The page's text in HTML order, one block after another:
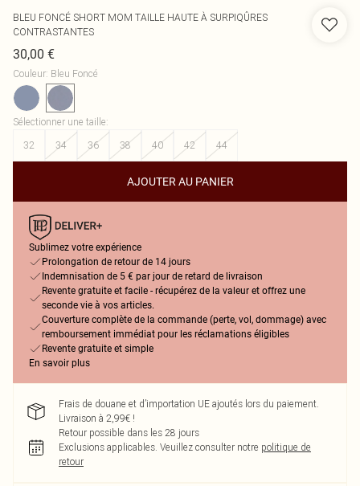
BLEU FONCÉ SHORT MOM TAILLE HAUTE À SURPIQÛRES
CONTRASTANTES
30,00 €
Couleur: Bleu Foncé
Sélectionner une taille:
32
34 36 38 40 42 44
AJOUTER AU PANIER
Sublimez votre expérience
Prolongation de retour de 14 jours
Indemnisation de 5 € par jour de retard de livraison
Revente gratuite et facile - récupérez de la valeur et offrez une
seconde vie à vos articles.
Couverture complète de la commande (perte, vol, dommage) avec
remboursement immédiat pour les réclamations éligibles
Revente gratuite et simple
En savoir plus
Frais de douane et d’importation UE ajoutés lors du paiement.
Livraison à 2,99€ !
Retour possible dans les 28 jours
Exclusions applicables. Veuillez consulter notre politique de
retour